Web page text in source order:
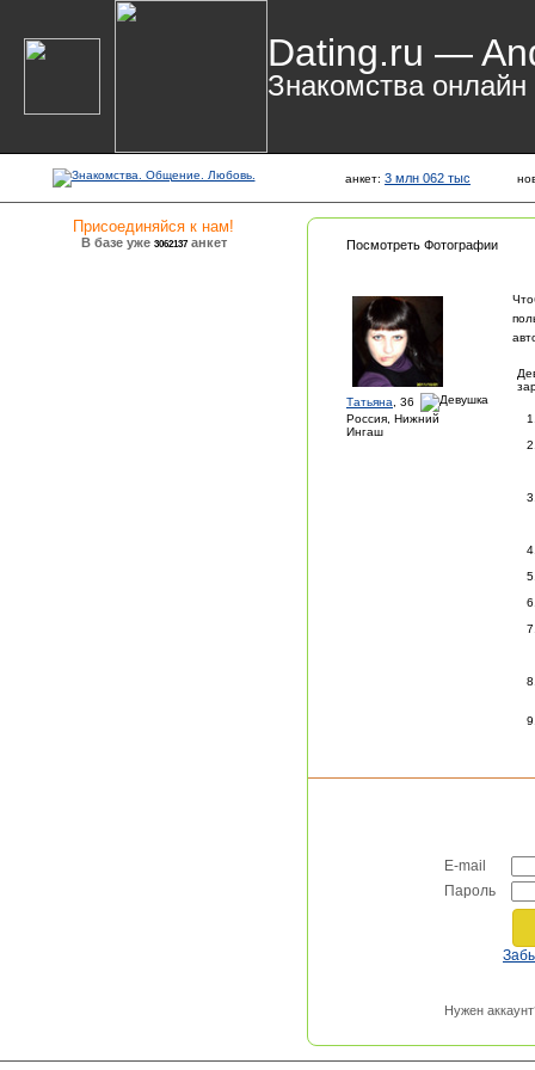
Dating.ru —
Знакомства онлайн
анкет: 3 млн 062 тыс
Присоединяйся к нам!
В базе уже 3062137анкет Посмотреть Фотографии
Татьяна , 36
Россия, Нижний
Ингаш
E-mail
Пароль
Нужен